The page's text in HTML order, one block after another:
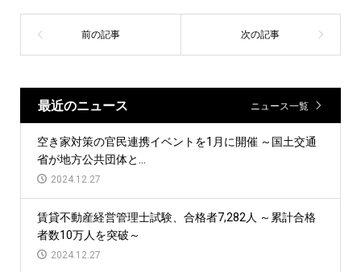
最近のニュース ニュース一覧
空き家対策の官民連携イベントを1月に開催 ～国土交通
省が地方公共団体と...
2024.12.27
賃貸不動産経営管理士試験、合格者7,282人 ～累計合格
者数10万人を突破～
2024.12.27